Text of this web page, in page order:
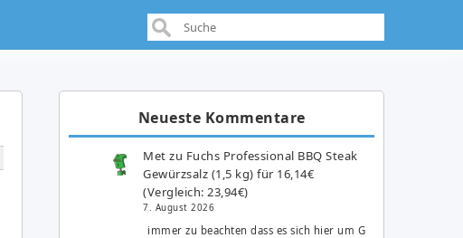
Neueste Kommentare
Met zu Fuchs Professional BBQ Steak
Gewürzsalz (1,5 kg) für 16,14€
(Vergleich: 23,94€)
7. August 2026
immer zu beachten dass es sich hier um G